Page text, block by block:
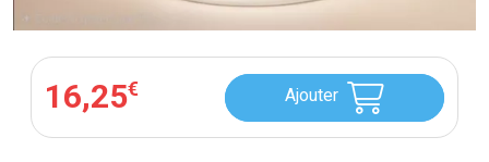
16,25€ Ajouter